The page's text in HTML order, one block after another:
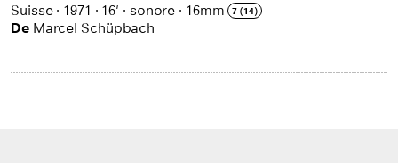
Suisse· 1971 · 16' · sonore · 16mm 7 (14)
De Marcel Schüpbach